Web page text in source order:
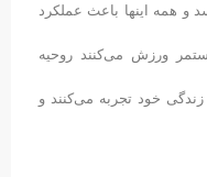
همه اینها باعث عملکرد
ورزش می‌کنند روحیه
خود تجربه می‌کنند و